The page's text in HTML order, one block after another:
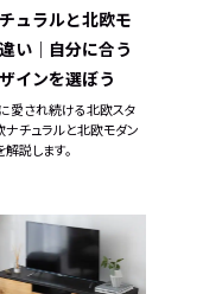
ュラルと北欧モ
い｜自分に合う
インを選ぼう
愛され続ける北欧スタ
ナチュラルと北欧モダン
解説します。